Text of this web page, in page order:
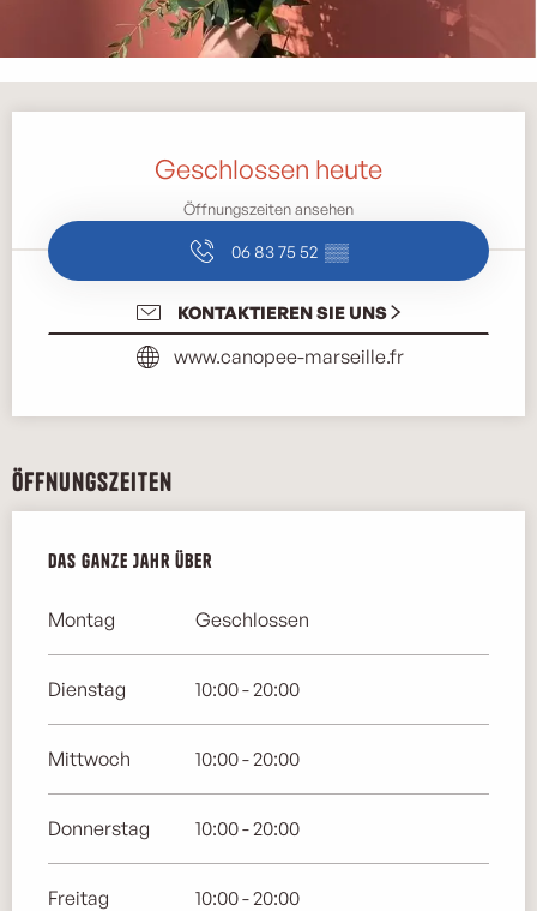
Geschlossen heute
Öffnungszeiten ansehen
06 83 75 52 ▒▒
KONTAKTIEREN SIE UNS
www.canopee-marseille.fr
Öffnungszeiten
Das ganze Jahr über
Das ganze Jahr über
Montag Geschlossen
Dienstag 10:00 - 20:00
Mittwoch 10:00 - 20:00
Donnerstag 10:00 - 20:00
Freitag 10:00 - 20:00